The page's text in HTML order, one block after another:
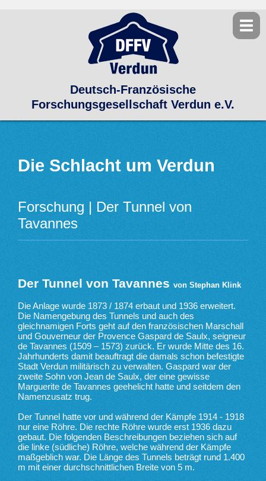
Deutsch-Französische
Forschungsgesellschaft Verdun e.V.
Die Schlacht um Verdun
Forschung | Der Tunnel von
Tavannes
Der Tunnel von Tavannesvon Stephan Klink
Die Anlage wurde 1873 / 1874 erbaut und 1936 erweitert.
Die Namengebung des Tunnels und auch des
gleichnamigen Forts geht auf den französischen Marschall
und Gouverneur der Provence Gaspard de Saulx, seigneur
de Tavannes (1509 – 1573) zurück. Er wurde Mitte des 16.
Jahrhunderts damit beauftragt die damals schon befestigte
Stadt Verdun militärisch zu verwalten. Gaspard war der
zweite Sohn von Jean de Saulx, der eine gewisse
Marguerite de Tavannes geehelicht hatte und seitdem den
Namenzusatz trug.
Der Tunnel hatte vor und während der Kämpfe 1914 - 1918
nur eine Röhre. Die rechte Röhre wurde erst 1936 dazu
gebaut. Die folgenden Beschreibungen beziehen sich auf
die linke (südliche) Röhre, welche während der Kämpfe
maßgeblich war. Die Länge des Tunnels beträgt rund 1.400
m mit einer durchschnittlichen Breite von 5 m.